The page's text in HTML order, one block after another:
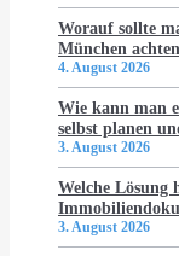
Worauf sollte
München
4. August 2026
Wie kann man
selbst planen
3. August 2026
Welche
3. August 2026